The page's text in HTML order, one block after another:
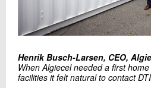
Henrik Busch-Larsen, CEO,
When Algiecel needed a first
facilities it felt natural to contact